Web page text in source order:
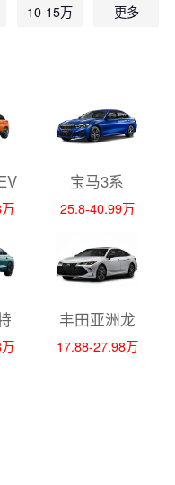
10-15万 更多
宝马3系
25.8-40.99万
丰田亚洲龙
17.88-27.98万